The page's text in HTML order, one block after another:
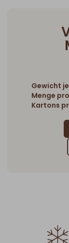
Gewicht
Menge
Kartons